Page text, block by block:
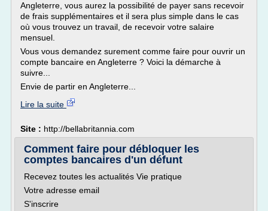
Angleterre, vous aurez la possibilité de payer sans recevoir
de frais supplémentaires et il sera plus simple dans le cas
où vous trouvez un travail, de recevoir votre salaire
mensuel.
Vous vous demandez surement comme faire pour ouvrir un
compte bancaire en Angleterre ? Voici la démarche à
suivre...
Envie de partir en Angleterre...
Lire la suite
Site : http://bellabritannia.com
Comment faire pour débloquer les
comptes bancaires d'un défunt
Recevez toutes les actualités Vie pratique
Votre adresse email
S'inscrire